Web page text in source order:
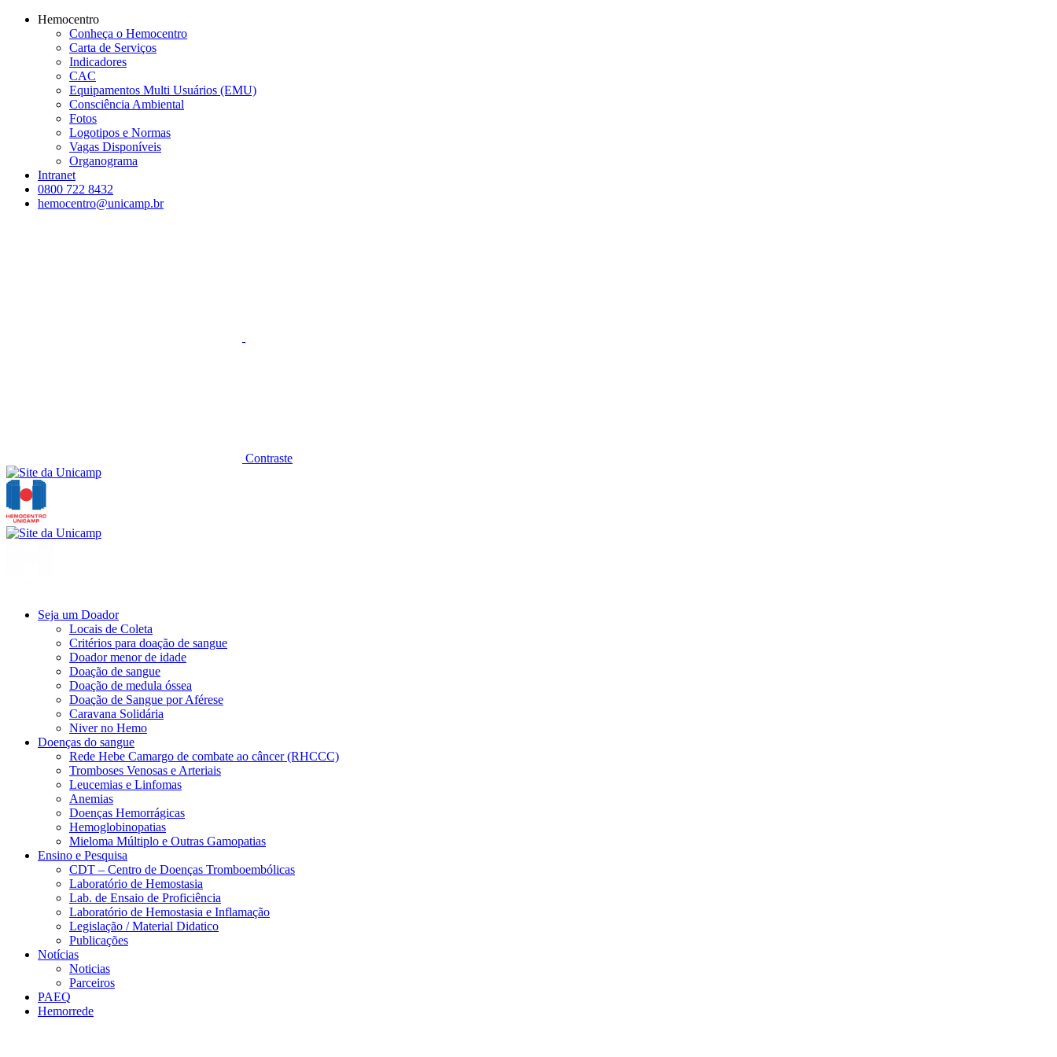
Conteúdo principal
Hemocentro
Conheça o Hemocentro
Carta de Serviços
Indicadores
CAC
Equipamentos Multi Usuários (EMU)
Consciência Ambiental
Fotos
Logotipos e Normas
Vagas Disponíveis
Organograma
Intranet
0800 722 8432
hemocentro@unicamp.br
Contraste
Seja um Doador
Locais de Coleta
Critérios para doação de sangue
Doador menor de idade
Doação de sangue
Doação de medula óssea
Doação de Sangue por Aférese
Caravana Solidária
Niver no Hemo
Doenças do sangue
Rede Hebe Camargo de combate ao câncer (RHCCC)
Tromboses Venosas e Arteriais
Leucemias e Linfomas
Anemias
Doenças Hemorrágicas
Hemoglobinopatias
Mieloma Múltiplo e Outras Gamopatias
Ensino e Pesquisa
CDT – Centro de Doenças Tromboembólicas
Laboratório de Hemostasia
Lab. de Ensaio de Proficiência
Laboratório de Hemostasia e Inflamação
Legislação / Material Didatico
Publicações
Notícias
Noticias
Parceiros
PAEQ
Hemorrede